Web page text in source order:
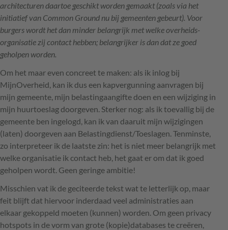
architecturen daartoe geschikt worden gemaakt (zoals via het
initiatief van Common Ground nu bij gemeenten gebeurt). Voor
burgers wordt het dan minder belangrijk met welke overheids­
organisatie zij contact hebben; belangrijker is dan dat ze goed
geholpen worden.
Om het maar even concreet te maken: als ik inlog bij
MijnOverheid, kan ik dus een kapvergunning aanvragen bij
mijn gemeente, mijn belastingaangifte doen en een wijziging in
mijn huurtoeslag doorgeven. Sterker nog: als ik toevallig bij de
gemeente ben ingelogd, kan ik van daaruit mijn wijzigingen
(laten) doorgeven aan Belastingdienst/Toeslagen. Tenminste,
zo interpreteer ik de laatste zin: het is niet meer belangrijk met
welke organisatie ik contact heb, het gaat er om dat ik goed
geholpen wordt. Geen geringe ambitie!
Misschien vat ik de geciteerde tekst wat te letterlijk op, maar
feit blijft dat hiervoor inderdaad veel administraties aan
elkaar gekoppeld moeten (kunnen) worden. Om geen privacy
hotspots in de vorm van grote (kopie)databases te creëren,